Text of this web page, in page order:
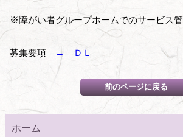
※障がい者グループホームでのサービス
募集要項 → ＤＬ
ホーム